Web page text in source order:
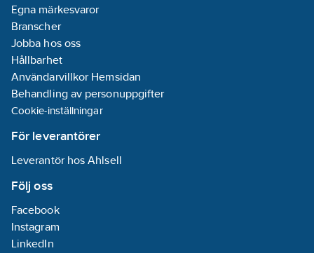
Egna märkesvaror
Branscher
Jobba hos oss
Hållbarhet
Användarvillkor Hemsidan
Behandling av personuppgifter
Cookie-inställningar
För leverantörer
Leverantör hos Ahlsell
Följ oss
Facebook
Instagram
LinkedIn